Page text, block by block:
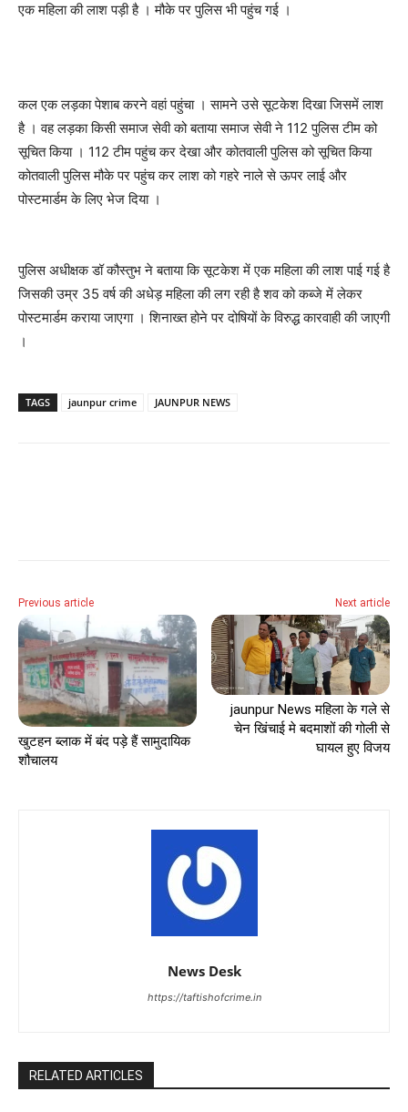
एक महिला की लाश पड़ी है । मौके पर पुलिस भी पहुंच गई ।
कल एक लड़का पेशाब करने वहां पहुंचा । सामने उसे सूटकेश दिखा जिसमें लाश
है । वह लड़का किसी समाज सेवी को बताया समाज सेवी ने 112 पुलिस टीम को
सूचित किया । 112 टीम पहुंच कर देखा और कोतवाली पुलिस को सूचित किया
कोतवाली पुलिस मौके पर पहुंच कर लाश को गहरे नाले से ऊपर लाई और
पोस्टमार्डम के लिए भेज दिया ।
पुलिस अधीक्षक डॉ कौस्तुभ ने बताया कि सूटकेश में एक महिला की लाश पाई गई है
जिसकी उम्र 35 वर्ष की अधेड़ महिला की लग रही है शव को कब्जे में लेकर
पोस्टमार्डम कराया जाएगा । शिनाख्त होने पर दोषियों के विरुद्ध कारवाही की जाएगी
।
TAGS jaunpur crime JAUNPUR NEWS
Previous article
खुटहन ब्लाक में बंद पड़े हैं सामुदायिक
शौचालय
Next article
jaunpur News महिला के गले से
चेन खिंचाई मे बदमाशों की गोली से
घायल हुए विजय
News Desk
https://taftishofcrime.in
RELATED ARTICLES